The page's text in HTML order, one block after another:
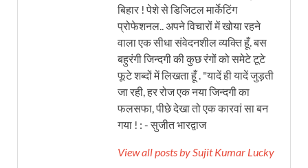
बिहार ! पेशे से डिजिटल मार्केटिंग
प्रोफेशनल.. अपने विचारों में खोया रहने
वाला एक सीधा संवेदनशील व्यक्ति हूँ. बस
बहुरंगी जिन्दगी की कुछ रंगों को समेटे टूटे
फूटे शब्दों में लिखता हूँ . "यादें ही यादें जुड़ती
जा रही, हर रोज एक नया जिन्दगी का
फलसफा, पीछे देखा तो एक कारवां सा बन
गया ! : - सुजीत भारद्वाज
View all posts by Sujit Kumar Lucky